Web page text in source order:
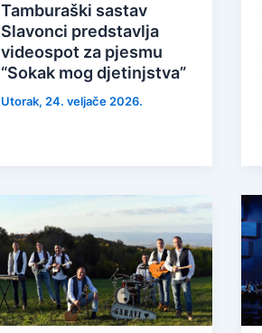
Tamburaški sastav
Slavonci predstavlja
videospot za pjesmu
“Sokak mog djetinjstva”
Utorak, 24. veljače 2026.